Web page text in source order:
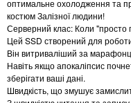
оптимальне охолодження та
костюм Залізної людини!
Серверний клас: Коли "просто
Цей SSD створений для
Він витриваліший за
Навіть якщо апокаліпсис
зберігати ваші дані.
Швидкість, що змушує